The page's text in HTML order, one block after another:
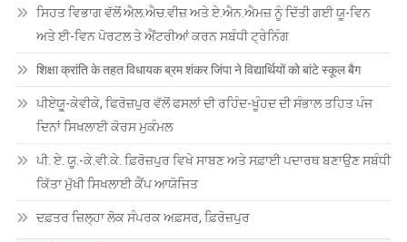
ਸਿਹਤ ਵਿਭਾਗ ਵੱਲੋਂ ਐਲ.ਐਚ.ਵੀਜ਼ ਅਤੇ ਏ.ਐਨ.ਐਮਜ਼ ਨੂੰ ਦਿੱਤੀ ਗਈ ਯੂ-ਵਿਨ
ਅਤੇ ਈ-ਵਿਨ ਪੋਰਟਲ ਤੇ ਐਂਟਰੀਆਂ ਕਰਨ ਸਬੰਧੀ ਟ੍ਰੇਨਿੰਗ
शिक्षा क्रांति के तहत विधायक ब्रम शंकर जिंपा ने विद्यार्थियों को बांटे स्कूल बैग
ਪੀਏਯੂੑ-ਕੇਵੀਕੇ, ਫਿਰੋਜ਼ਪੁਰ ਵੱਲੋਂ ਫਸਲਾਂ ਦੀ ਰਹਿੰਦ-ਖੂੰਹਦ ਦੀ ਸੰਭਾਲ ਤਹਿਤ ਪੰਜ
ਦਿਨਾਂ ਸਿਖਲਾਈ ਕੋਰਸ ਮੁਕੰਮਲ
ਪੀ. ਏ. ਯੂ.-ਕੇ.ਵੀ.ਕੇ. ਫ਼ਿਰੋਜ਼ਪੁਰ ਵਿਖੇ ਸਾਬਣ ਅਤੇ ਸਫ਼ਾਈ ਪਦਾਰਥ ਬਣਾਉਣ ਸਬੰਧੀ
ਕਿੱਤਾ ਮੁੱਖੀ ਸਿਖਲਾਈ ਕੈਂਪ ਆਯੋਜਿਤ
ਦਫ਼ਤਰ ਜ਼ਿਲ੍ਹਾ ਲੋਕ ਸੰਪਰਕ ਅਫ਼ਸਰ, ਫ਼ਿਰੋਜ਼ਪੁਰ